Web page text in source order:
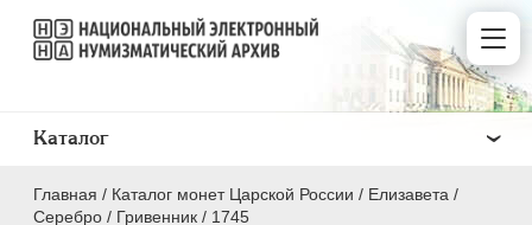
Главная / Каталог монет Царской России / Елизавета /
Серебро / Гривенник / 1745
Каталог